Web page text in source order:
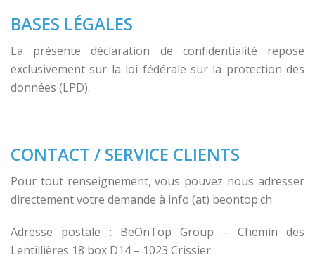
BASES LÉGALES
La présente déclaration de confidentialité repose
exclusivement sur la loi fédérale sur la protection des
données (LPD).
CONTACT / SERVICE CLIENTS
Pour tout renseignement, vous pouvez nous adresser
directement votre demande à info (at) beontop.ch
Adresse postale : BeOnTop Group – Chemin des
Lentillières 18 box D14 – 1023 Crissier